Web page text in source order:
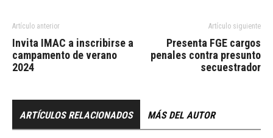
Artículo anterior
Invita IMAC a inscribirse a
campamento de verano
2024
Artículo siguiente
Presenta FGE cargos
penales contra presunto
secuestrador
ARTÍCULOS RELACIONADOS MÁS DEL AUTOR